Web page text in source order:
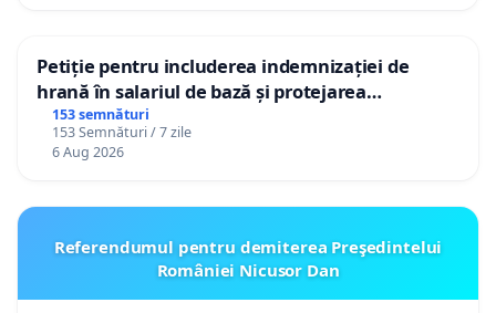
Petiție pentru includerea indemnizației de
hrană în salariul de bază și protejarea
gradațiilor de vechime pentru asistenții
personali
153 semnături
153 Semnături / 7 zile
6 Aug 2026
Referendumul pentru demiterea Preşedintelui
României Nicusor Dan